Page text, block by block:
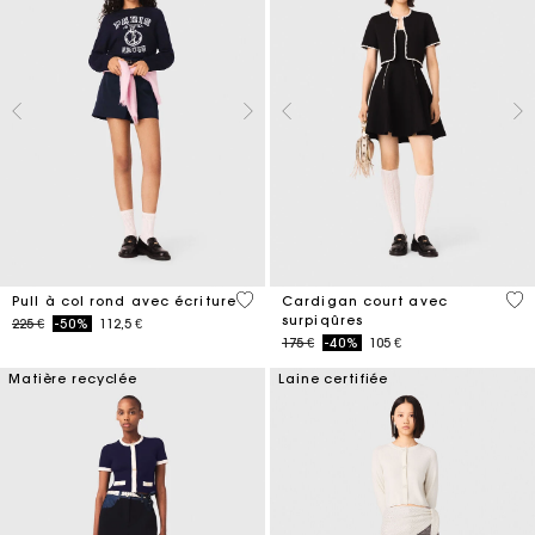
Pull à col rond avec écriture
Price reduced from
225 €to-50% 112,5 €
5 out of 5 Customer Rating
Cardigan court avec
surpiqûres
Price reduced from
175 €to-40% 105 €
5
Matière recyclée Laine certifiée